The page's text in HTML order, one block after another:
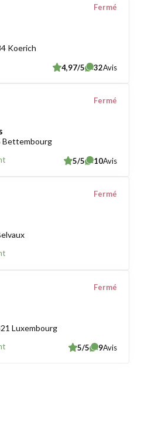
Koerich
Fermé
4,97/5 32Avis
Bettembourg
Fermé
5/5 10Avis
Fermé
Luxembourg
Fermé
5/5 9Avis